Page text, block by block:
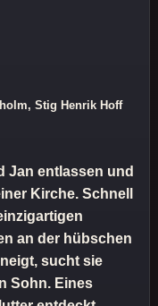
Stig Henrik Hoff
Jan entlassen und
Kirche. Schnell
an der hübschen
sucht sie
Sohn. Eines